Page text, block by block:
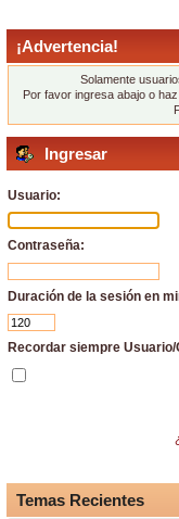
¡Advertencia!
Solamente
Por favor ingresa abajo o
Ingresar
Usuario:
Contraseña:
Duración de la sesión en
Recordar siempre
Temas Recientes